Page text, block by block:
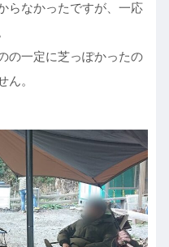
らなかったですが、一応
の一定に芝っぽかったの
ん。